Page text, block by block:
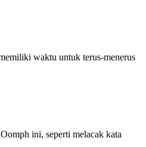
waktu untuk terus-menerus
ini, seperti melacak kata